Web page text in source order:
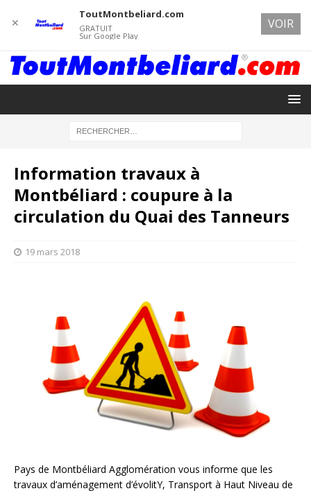
Information travaux à
Montbéliard : coupure à la
circulation du Quai des Tanneurs
19 mars 2018
Pays de Montbéliard Agglomération vous informe que les
travaux d’aménagement d’évolitY, Transport à Haut Niveau de
✕
ToutMontbeliard.com
GRATUIT
Sur Google Play
VOIR